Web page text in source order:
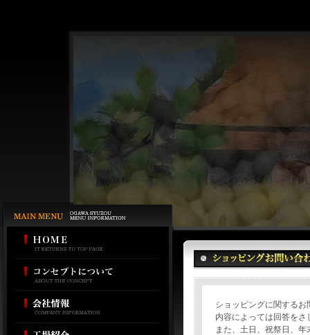
ショッピングに関する
内容によっては回答を
また、土日、祝祭日、